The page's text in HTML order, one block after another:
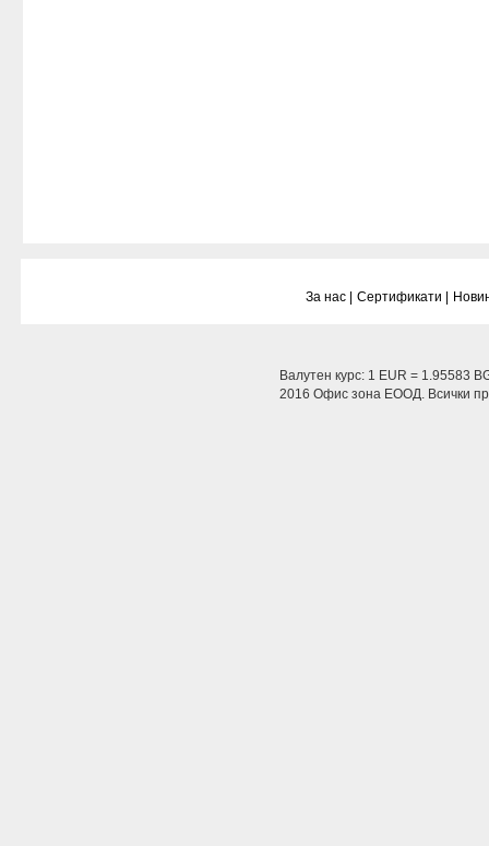
За нас | Сертификати |
Валутен курс: 1 EUR = 1.95583
2016 Офис зона ЕООД. Всички